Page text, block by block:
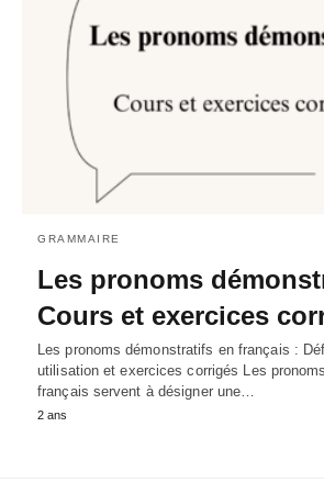
GRAMMAIRE
Les pronoms
Cours et exercices
Les pronoms démonstratifs en français :
utilisation et exercices corrigés Les
français servent à désigner une…
2 ans